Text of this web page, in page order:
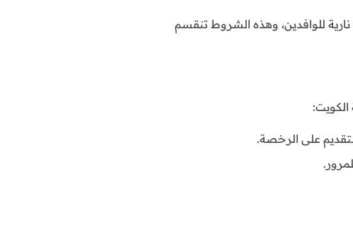
للوافدين، وهذه الشروط تنقسم
الكويت: